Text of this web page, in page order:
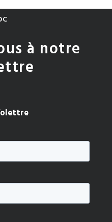
à notre